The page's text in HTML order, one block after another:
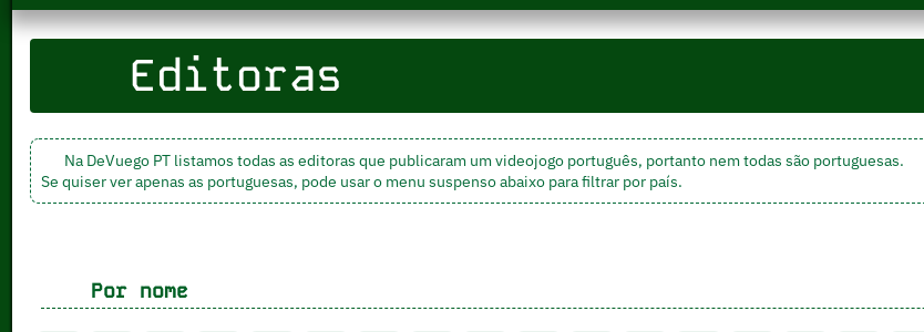
Editoras
Na DeVuego PT listamos todas as editoras que publicaram um videojogo português, portanto nem todas são portuguesas.
Se quiser ver apenas as portuguesas, pode usar o menu suspenso abaixo para filtrar por país.
Por nome